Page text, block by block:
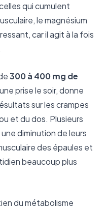
qui cumulent
le magnésium
car il agit à la fois
300 à 400 mg de
prise le soir, donne
sur les crampes
et du dos. Plusieurs
diminution de leurs
des épaules et
beaucoup plus
du métabolisme